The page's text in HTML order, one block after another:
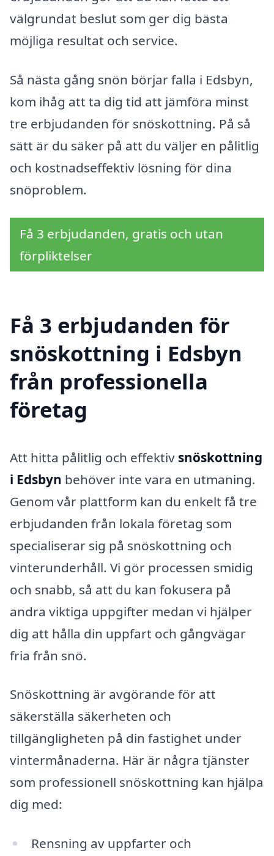
välgrundat beslut som ger dig bästa
möjliga resultat och service.
Så nästa gång snön börjar falla i Edsbyn,
kom ihåg att ta dig tid att jämföra minst
tre erbjudanden för snöskottning. På så
sätt är du säker på att du väljer en pålitlig
och kostnadseffektiv lösning för dina
snöproblem.
Få 3 erbjudanden, gratis och utan
förpliktelser
Få 3 erbjudanden för
snöskottning i Edsbyn
från professionella
företag
Att hitta pålitlig och effektiv snöskottning
i Edsbyn behöver inte vara en utmaning.
Genom vår plattform kan du enkelt få tre
erbjudanden från lokala företag som
specialiserar sig på snöskottning och
vinterunderhåll. Vi gör processen smidig
och snabb, så att du kan fokusera på
andra viktiga uppgifter medan vi hjälper
dig att hålla din uppfart och gångvägar
fria från snö.
Snöskottning är avgörande för att
säkerställa säkerheten och
tillgängligheten på din fastighet under
vintermånaderna. Här är några tjänster
som professionell snöskottning kan hjälpa
dig med:
Rensning av uppfarter och